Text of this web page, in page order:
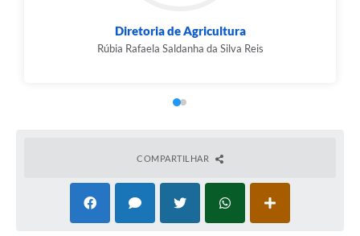
Diretoria de Agricultura
Rúbia Rafaela Saldanha da Silva Reis
COMPARTILHAR